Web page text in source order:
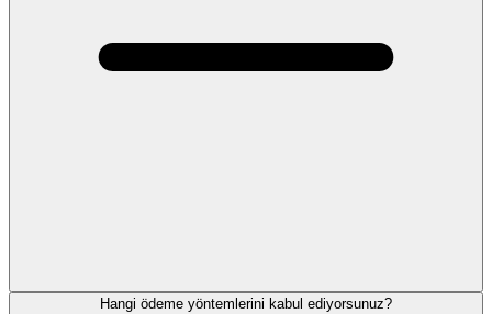
Hangi ödeme yöntemlerini kabul ediyorsunuz?